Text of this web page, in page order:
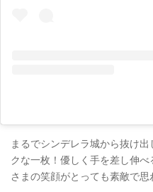
まるでシンデレラ城から抜け
クな一枚！優しく手を差し伸
さまの笑顔がとっても素敵で